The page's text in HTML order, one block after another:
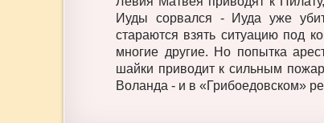
Иуды сорвался - Иуда уже
стараются взять ситуацию под
многие другие. Но попытка
шайки приводит к сильным
Воланда - и в «Грибоедовском»